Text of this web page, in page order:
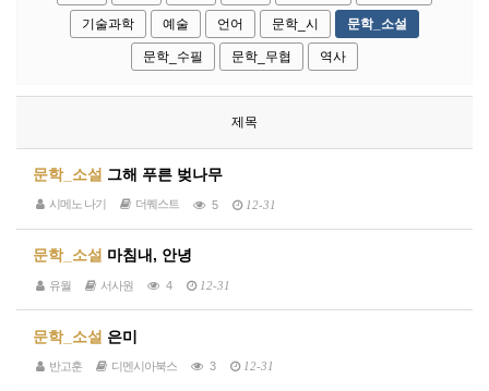
기술과학 예술 언어 문학_시 문학_소설
문학_수필 문학_무협 역사
제목
문학_소설 그해 푸른 벚나무
시메노 나기 더퀘스트 5 12-31
문학_소설 마침내, 안녕
유월 서사원 4 12-31
문학_소설 은미
반고훈 디멘시아북스 3 12-31